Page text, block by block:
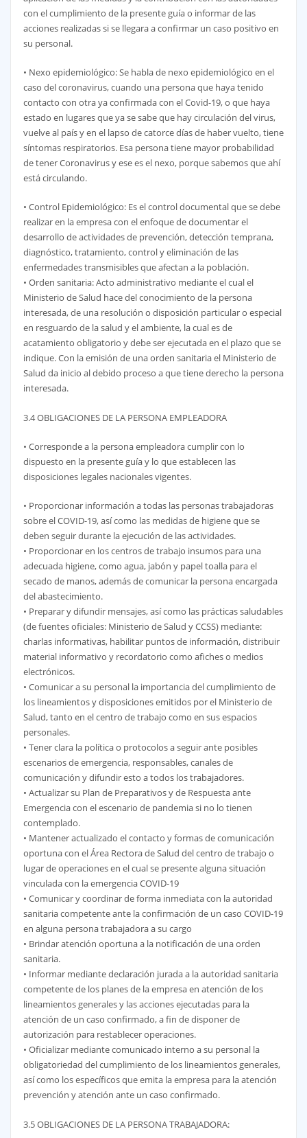
con el cumplimiento de la presente guía o informar de las
acciones realizadas si se llegara a confirmar un caso positivo en
su personal.
• Nexo epidemiológico: Se habla de nexo epidemiológico en el
caso del coronavirus, cuando una persona que haya tenido
contacto con otra ya confirmada con el Covid-19, o que haya
estado en lugares que ya se sabe que hay circulación del virus,
vuelve al país y en el lapso de catorce días de haber vuelto, tiene
síntomas respiratorios. Esa persona tiene mayor probabilidad
de tener Coronavirus y ese es el nexo, porque sabemos que ahí
está circulando.
• Control Epidemiológico: Es el control documental que se debe
realizar en la empresa con el enfoque de documentar el
desarrollo de actividades de prevención, detección temprana,
diagnóstico, tratamiento, control y eliminación de las
enfermedades transmisibles que afectan a la población.
• Orden sanitaria: Acto administrativo mediante el cual el
Ministerio de Salud hace del conocimiento de la persona
interesada, de una resolución o disposición particular o especial
en resguardo de la salud y el ambiente, la cual es de
acatamiento obligatorio y debe ser ejecutada en el plazo que se
indique. Con la emisión de una orden sanitaria el Ministerio de
Salud da inicio al debido proceso a que tiene derecho la persona
interesada.
3.4 OBLIGACIONES DE LA PERSONA EMPLEADORA
• Corresponde a la persona empleadora cumplir con lo
dispuesto en la presente guía y lo que establecen las
disposiciones legales nacionales vigentes.
• Proporcionar información a todas las personas trabajadoras
sobre el COVID-19, así como las medidas de higiene que se
deben seguir durante la ejecución de las actividades.
• Proporcionar en los centros de trabajo insumos para una
adecuada higiene, como agua, jabón y papel toalla para el
secado de manos, además de comunicar la persona encargada
del abastecimiento.
• Preparar y difundir mensajes, así como las prácticas saludables
(de fuentes oficiales: Ministerio de Salud y CCSS) mediante:
charlas informativas, habilitar puntos de información, distribuir
material informativo y recordatorio como afiches o medios
electrónicos.
• Comunicar a su personal la importancia del cumplimiento de
los lineamientos y disposiciones emitidos por el Ministerio de
Salud, tanto en el centro de trabajo como en sus espacios
personales.
• Tener clara la política o protocolos a seguir ante posibles
escenarios de emergencia, responsables, canales de
comunicación y difundir esto a todos los trabajadores.
• Actualizar su Plan de Preparativos y de Respuesta ante
Emergencia con el escenario de pandemia si no lo tienen
contemplado.
• Mantener actualizado el contacto y formas de comunicación
oportuna con el Área Rectora de Salud del centro de trabajo o
lugar de operaciones en el cual se presente alguna situación
vinculada con la emergencia COVID-19
• Comunicar y coordinar de forma inmediata con la autoridad
sanitaria competente ante la confirmación de un caso COVID-19
en alguna persona trabajadora a su cargo
• Brindar atención oportuna a la notificación de una orden
sanitaria.
• Informar mediante declaración jurada a la autoridad sanitaria
competente de los planes de la empresa en atención de los
lineamientos generales y las acciones ejecutadas para la
atención de un caso confirmado, a fin de disponer de
autorización para restablecer operaciones.
• Oficializar mediante comunicado interno a su personal la
obligatoriedad del cumplimiento de los lineamientos generales,
así como los específicos que emita la empresa para la atención
prevención y atención ante un caso confirmado.
3.5 OBLIGACIONES DE LA PERSONA TRABAJADORA: